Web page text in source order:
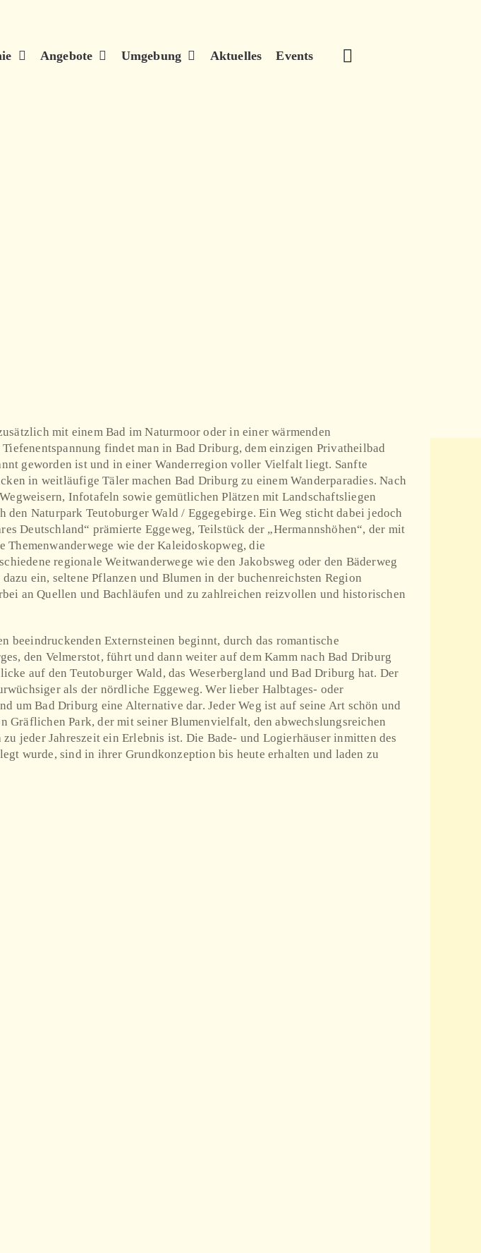
Angebote Umgebung Aktuelles Events
mit einem Bad im Naturmoor oder in einer wärmenden
findet man in Bad Driburg, dem einzigen Privatheilbad
geworden ist und in einer Wanderregion voller Vielfalt liegt. Sanfte
in weitläufige Täler machen Bad Driburg zu einem Wanderparadies. Nach
Infotafeln sowie gemütlichen Plätzen mit Landschaftsliegen
Naturpark Teutoburger Wald / Eggegebirge. Ein Weg sticht dabei jedoch
Deutschland“ prämierte Eggeweg, Teilstück der „Hermannshöhen“, der mit
Themenwanderwege wie der Kaleidoskopweg, die
regionale Weitwanderwege wie den Jakobsweg oder den Bäderweg
ein, seltene Pflanzen und Blumen in der buchenreichsten Region
an Quellen und Bachläufen und zu zahlreichen reizvollen und historischen
beeindruckenden Externsteinen beginnt, durch das romantische
den Velmerstot, führt und dann weiter auf dem Kamm nach Bad Driburg
auf den Teutoburger Wald, das Weserbergland und Bad Driburg hat. Der
als der nördliche Eggeweg. Wer lieber Halbtages- oder
um Bad Driburg eine Alternative dar. Jeder Weg ist auf seine Art schön und
Gräflichen Park, der mit seiner Blumenvielfalt, den abwechslungsreichen
jeder Jahreszeit ein Erlebnis ist. Die Bade- und Logierhäuser inmitten des
wurde, sind in ihrer Grundkonzeption bis heute erhalten und laden zu